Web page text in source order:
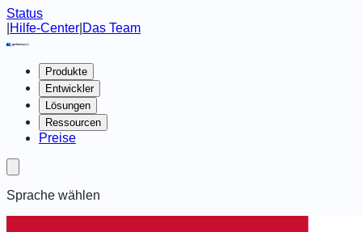
Status
Hilfe-Center Das Team
Produkte
Entwickler
Lösungen
Ressourcen
Preise
Sprache wählen